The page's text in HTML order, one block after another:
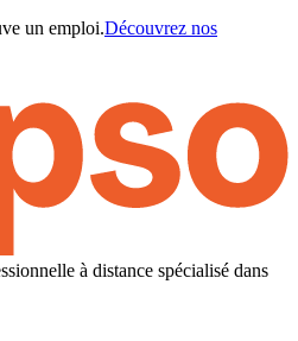
un emploi.Découvrez nos
à distance spécialisé dans